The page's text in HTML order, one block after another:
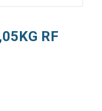
RF